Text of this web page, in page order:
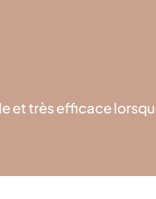
et très efficace